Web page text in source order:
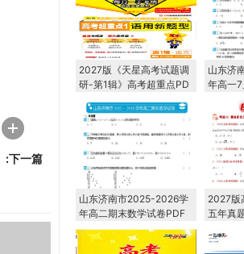
:下一篇
2027版《天星高考试题调
研-第1辑》高考超重点PD
F电子版下载
山东济
年高一
DF电子
山东济南市2025-2026学
年高二期末数学试卷PDF
电子版下载
2027
五年真
学）